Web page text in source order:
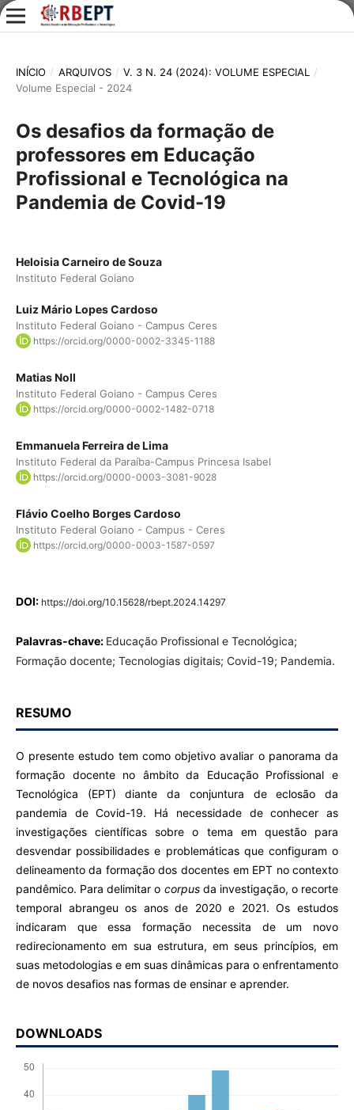
INÍCIO / ARQUIVOS / V. 3 N. 24 (2024): VOLUME ESPECIAL
/
Volume Especial - 2024
Os desafios da formação de
professores em Educação
Profissional e Tecnológica na
Pandemia de Covid-19
Heloisia Carneiro de Souza
Instituto Federal Goiano
Luiz Mário Lopes Cardoso
Instituto Federal Goiano - Campus Ceres
https://orcid.org/0000-0002-3345-1188
Matias Noll
Instituto Federal Goiano - Campus Ceres
https://orcid.org/0000-0002-1482-0718
Emmanuela Ferreira de Lima
Instituto Federal da Paraíba-Campus Princesa Isabel
https://orcid.org/0000-0003-3081-9028
Flávio Coelho Borges Cardoso
Instituto Federal Goiano - Campus - Ceres
https://orcid.org/0000-0003-1587-0597
DOI: https://doi.org/10.15628/rbept.2024.14297
Palavras-chave: Educação Profissional e Tecnológica;
Formação docente; Tecnologias digitais; Covid-19; Pandemia.
RESUMO
O presente estudo tem como objetivo avaliar o panorama da
formação docente no âmbito da Educação Profissional e
Tecnológica (EPT) diante da conjuntura de eclosão da
pandemia de Covid-19. Há necessidade de conhecer as
investigações científicas sobre o tema em questão para
desvendar possibilidades e problemáticas que configuram o
delineamento da formação dos docentes em EPT no contexto
pandêmico. Para delimitar o corpusda investigação, o recorte
temporal abrangeu os anos de 2020 e 2021. Os estudos
indicaram que essa formação necessita de um novo
redirecionamento em sua estrutura, em seus princípios, em
suas metodologias e em suas dinâmicas para o enfrentamento
de novos desafios nas formas de ensinar e aprender.
DOWNLOADS